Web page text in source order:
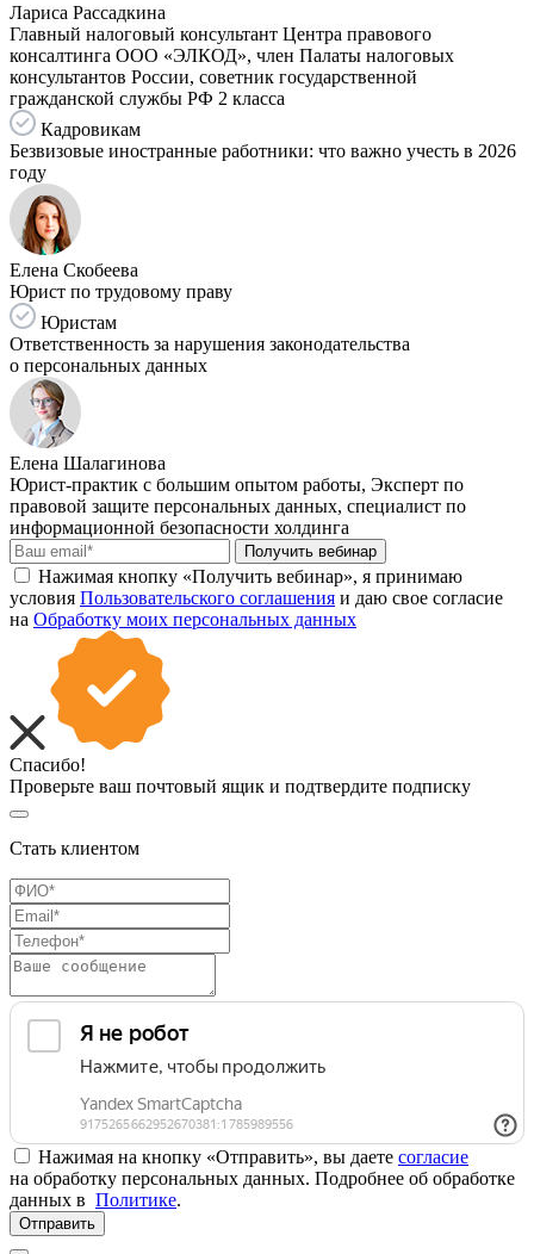
Лариса Рассадкина
Главный налоговый консультант Центра правового
консалтинга ООО «ЭЛКОД», член Палаты налоговых
консультантов России, советник государственной
гражданской службы РФ 2 класса
Кадровикам
Безвизовые иностранные работники: что важно учесть в 2026
году
Елена Скобеева
Юрист по трудовому праву
Юристам
Ответственность за нарушения законодательства
о персональных данных
Елена Шалагинова
Юрист-практик с большим опытом работы, Эксперт по
правовой защите персональных данных, специалист по
информационной безопасности холдинга
Получить вебинар
Нажимая кнопку «Получить вебинар», я принимаю
условия Пользовательского соглашения и даю свое согласие
на Обработку моих персональных данных
Спасибо!
Проверьте ваш почтовый ящик и подтвердите подписку
Стать клиентом
Нажимая на кнопку «Отправить», вы даете согласие
на обработку персональных данных. Подробнее об обработке
данных в Политике.
Отправить